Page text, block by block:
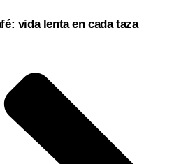
vida lenta en cada taza